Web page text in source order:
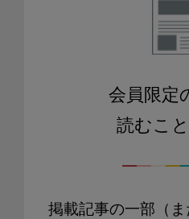
会員限定
読むこ
掲載記事の一部（